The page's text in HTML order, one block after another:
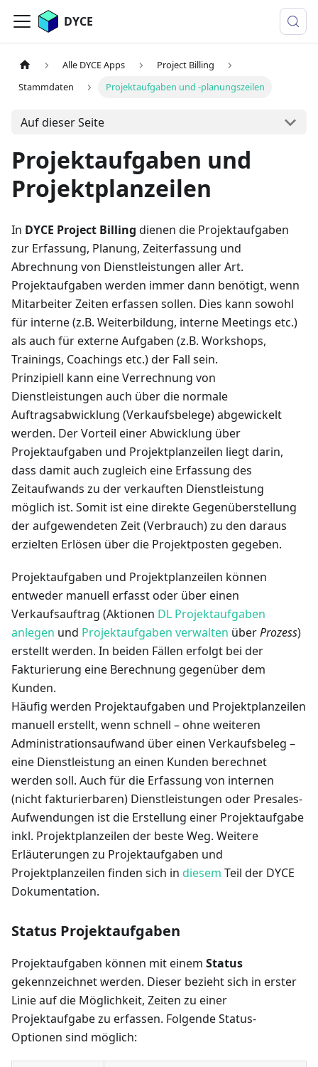
DYCE
Alle DYCE Apps
Project Billing
Stammdaten
Projektaufgaben und -planungszeilen
Auf dieser Seite
Projektaufgaben und
Projektplanzeilen
In DYCE Project Billing dienen die Projektaufgaben
zur Erfassung, Planung, Zeiterfassung und
Abrechnung von Dienstleistungen aller Art.
Projektaufgaben werden immer dann benötigt, wenn
Mitarbeiter Zeiten erfassen sollen. Dies kann sowohl
für interne (z.B. Weiterbildung, interne Meetings etc.)
als auch für externe Aufgaben (z.B. Workshops,
Trainings, Coachings etc.) der Fall sein.
Prinzipiell kann eine Verrechnung von
Dienstleistungen auch über die normale
Auftragsabwicklung (Verkaufsbelege) abgewickelt
werden. Der Vorteil einer Abwicklung über
Projektaufgaben und Projektplanzeilen liegt darin,
dass damit auch zugleich eine Erfassung des
Zeitaufwands zu der verkauften Dienstleistung
möglich ist. Somit ist eine direkte Gegenüberstellung
der aufgewendeten Zeit (Verbrauch) zu den daraus
erzielten Erlösen über die Projektposten gegeben.
Projektaufgaben und Projektplanzeilen können
entweder manuell erfasst oder über einen
Verkaufsauftrag (Aktionen DL Projektaufgaben
anlegen und Projektaufgaben verwalten überProzess)
erstellt werden. In beiden Fällen erfolgt bei der
Fakturierung eine Berechnung gegenüber dem
Kunden.
Häufig werden Projektaufgaben und Projektplanzeilen
manuell erstellt, wenn schnell – ohne weiteren
Administrationsaufwand über einen Verkaufsbeleg –
eine Dienstleistung an einen Kunden berechnet
werden soll. Auch für die Erfassung von internen
(nicht fakturierbaren) Dienstleistungen oder Presales-
Aufwendungen ist die Erstellung einer Projektaufgabe
inkl. Projektplanzeilen der beste Weg. Weitere
Erläuterungen zu Projektaufgaben und
Projektplanzeilen finden sich in diesem Teil der DYCE
Dokumentation.
Status Projektaufgaben
Projektaufgaben können mit einem Status
gekennzeichnet werden. Dieser bezieht sich in erster
Linie auf die Möglichkeit, Zeiten zu einer
Projektaufgabe zu erfassen. Folgende Status-
Optionen sind möglich: